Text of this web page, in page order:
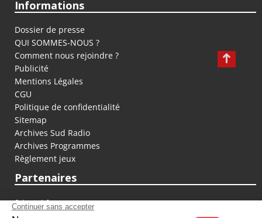
Informations
Dossier de presse
QUI SOMMES-NOUS ?
Comment nous rejoindre ?
Publicité
Mentions Légales
CGU
Politique de confidentialité
Sitemap
Archives Sud Radio
Archives Programmes
Règlement jeux
Partenaires
fiducial.fr